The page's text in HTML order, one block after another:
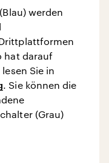
werden
hat darauf
Sie in
. Sie können die
(Grau)